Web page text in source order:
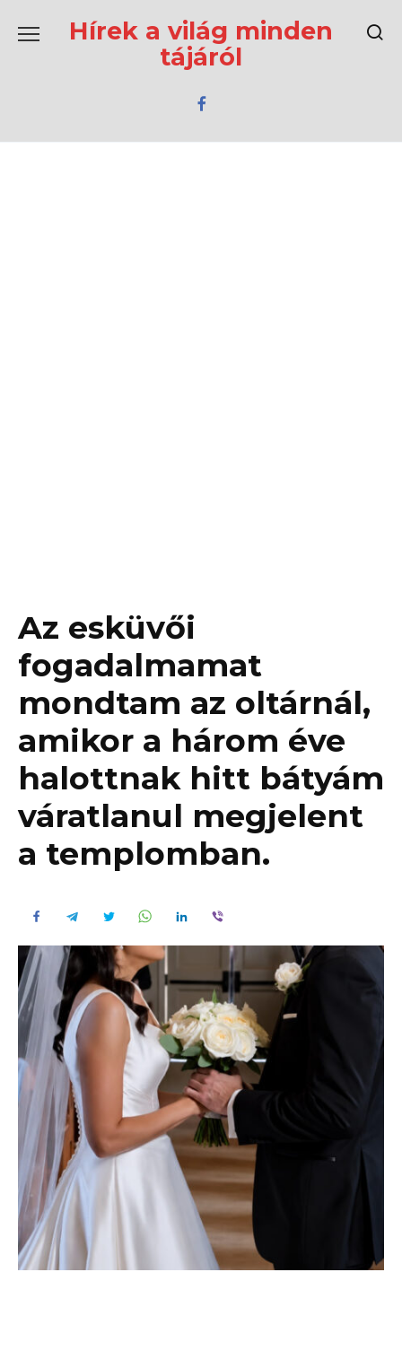
содержаниюHírek a világ minden
tájáról
Az esküvői
fogadalmamat
mondtam az oltárnál,
amikor a három éve
halottnak hitt bátyám
váratlanul megjelent
a templomban.